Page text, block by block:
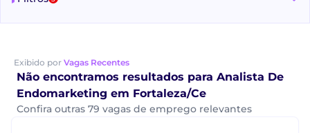
Exibido por Vagas Recentes
Não encontramos resultados para Analista De
Endomarketing em Fortaleza/Ce
Confira outras 79 vagas de emprego relevantes